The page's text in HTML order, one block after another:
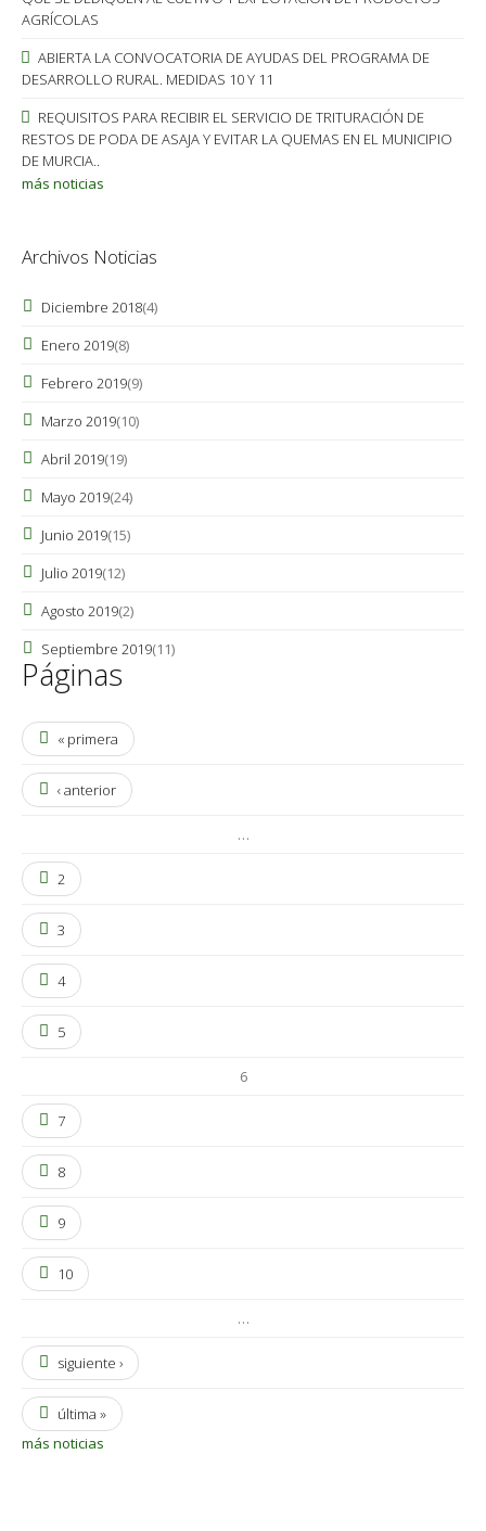
AGRÍCOLAS
ABIERTA LA CONVOCATORIA DE AYUDAS DEL PROGRAMA DE
DESARROLLO RURAL. MEDIDAS 10 Y 11
REQUISITOS PARA RECIBIR EL SERVICIO DE TRITURACIÓN DE
RESTOS DE PODA DE ASAJA Y EVITAR LA QUEMAS EN EL MUNICIPIO
DE MURCIA..
más noticias
Archivos Noticias
Diciembre 2018(4)
Enero 2019(8)
Febrero 2019(9)
Marzo 2019(10)
Abril 2019(19)
Mayo 2019(24)
Junio 2019(15)
Julio 2019(12)
Agosto 2019(2)
Septiembre 2019(11)
Páginas
« primera
‹ anterior
…
2
3
4
5
6
7
8
9
10
…
siguiente ›
última »
más noticias